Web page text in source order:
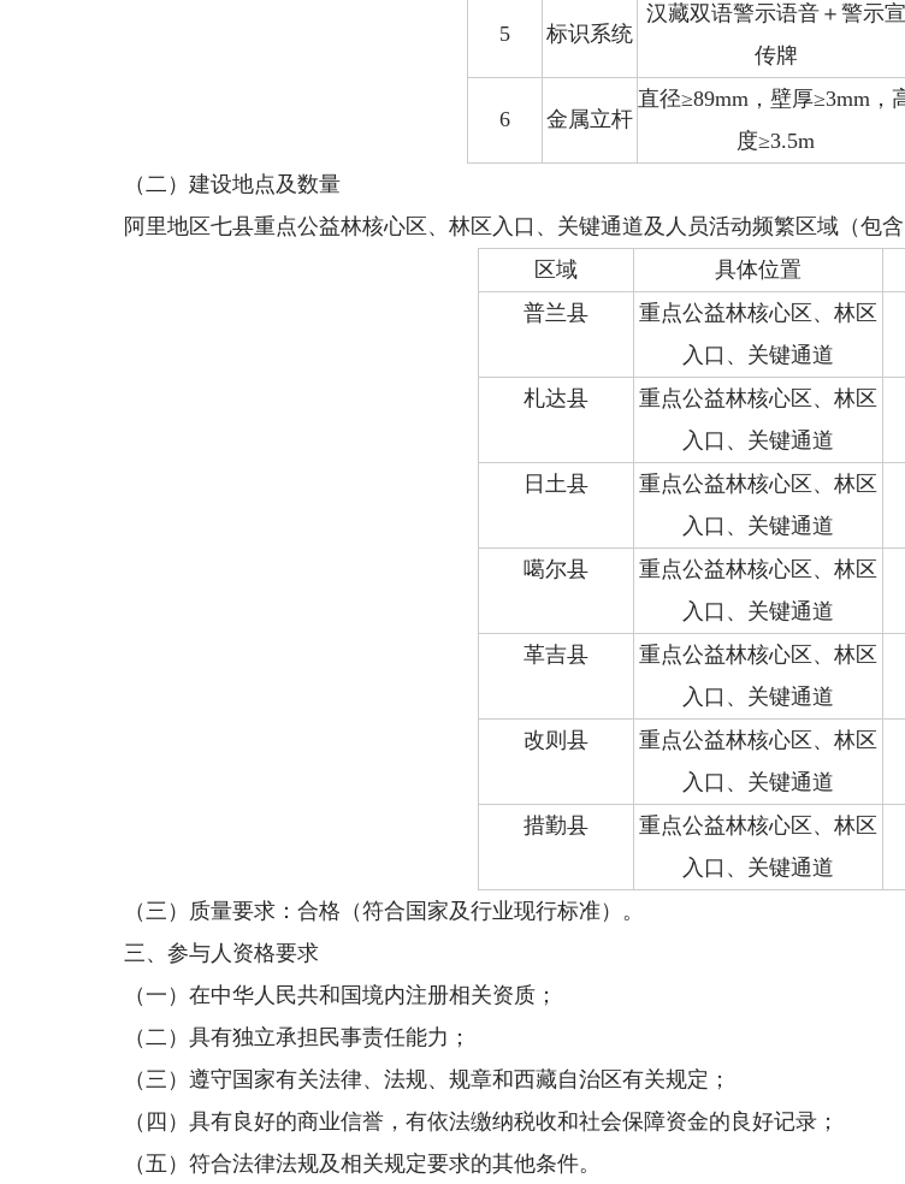
5 标识系统
汉藏双语警示语音＋警示宣
传牌
6 金属立杆
直径≥89mm，壁厚≥3mm，
度≥3.5m
（二）建设地点及数量
阿里地区七县重点公益林核心区、林区入口、关键通道及人员活动频繁区域（包
区域
具体位置
普兰县
重点公益林核心区、林区
入口、关键通道
札达县
重点公益林核心区、林区
入口、关键通道
日土县
重点公益林核心区、林区
入口、关键通道
噶尔县
重点公益林核心区、林区
入口、关键通道
革吉县
重点公益林核心区、林区
入口、关键通道
改则县
重点公益林核心区、林区
入口、关键通道
措勤县
重点公益林核心区、林区
入口、关键通道
（三）质量要求：合格（符合国家及行业现行标准）。
三、参与人资格要求
（一）在中华人民共和国境内注册相关资质；
（二）具有独立承担民事责任能力；
（三）遵守国家有关法律、法规、规章和西藏自治区有关规定；
（四）具有良好的商业信誉，有依法缴纳税收和社会保障资金的良好记录；
（五）符合法律法规及相关规定要求的其他条件。